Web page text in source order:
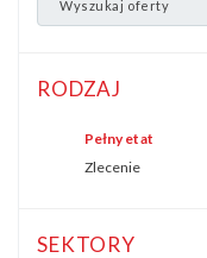
RODZAJ
Pełny etat
Zlecenie
SEKTORY